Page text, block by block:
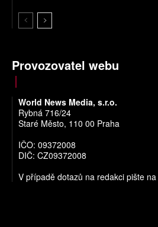
Provozovatel webu
World News Media, s.r.o.
Rybná 716/24
Staré Město, 110 00 Praha
IČO: 09372008
DIČ: CZ09372008
V případě dotazů na redakci pište na